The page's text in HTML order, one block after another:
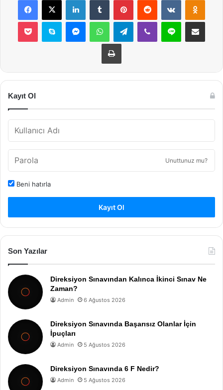
Pocket Skype MessengerWhatsAppTelegramViber Line E-Posta ile
Yazdır
Kayıt Ol
Unuttunuz mu?
Beni hatırla
Kayıt Ol
Son Yazılar
Direksiyon Sınavından Kalınca İkinci Sınav Ne
Zaman?
Admin 6 Ağustos 2026
Direksiyon Sınavında Başarısız Olanlar İçin
İpuçları
Admin 5 Ağustos 2026
Direksiyon Sınavında 6 F Nedir?
Admin 5 Ağustos 2026